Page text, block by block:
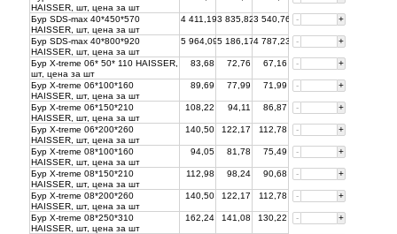
HAISSER, шт, цена за шт
Бур SDS-max 40*450*570
HAISSER, шт, цена за шт
4 411,193 835,823 540,76 - +
Бур SDS-max 40*800*920
HAISSER, шт, цена за шт
5 964,095 186,174 787,23 - +
Бур X-treme 06* 50* 110 HAISSER,
шт, цена за шт
83,68 72,76 67,16 - +
Бур X-treme 06*100*160
HAISSER, шт, цена за шт
89,69 77,99 71,99 - +
Бур X-treme 06*150*210
HAISSER, шт, цена за шт
108,22 94,11 86,87 - +
Бур X-treme 06*200*260
HAISSER, шт, цена за шт
140,50 122,17 112,78 - +
Бур X-treme 08*100*160
HAISSER, шт, цена за шт
94,05 81,78 75,49 - +
Бур X-treme 08*150*210
HAISSER, шт, цена за шт
112,98 98,24 90,68 - +
Бур X-treme 08*200*260
HAISSER, шт, цена за шт
140,50 122,17 112,78 - +
Бур X-treme 08*250*310
HAISSER, шт, цена за шт
162,24 141,08 130,22 - +